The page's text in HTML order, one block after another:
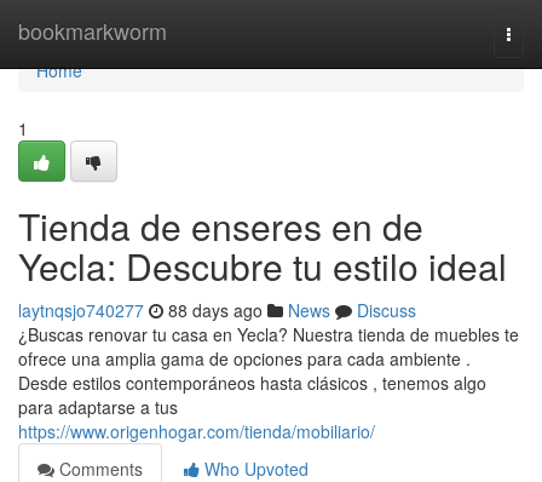
bookmarkworm
Home
Home
1
Tienda de enseres en de
Yecla: Descubre tu estilo ideal
laytnqsjo740277 88 days ago News
Discuss
¿Buscas renovar tu casa en Yecla? Nuestra tienda de muebles te
ofrece una amplia gama de opciones para cada ambiente .
Desde estilos contemporáneos hasta clásicos , tenemos algo
para adaptarse a tus
https://www.origenhogar.com/tienda/mobiliario/
Comments
Who Upvoted